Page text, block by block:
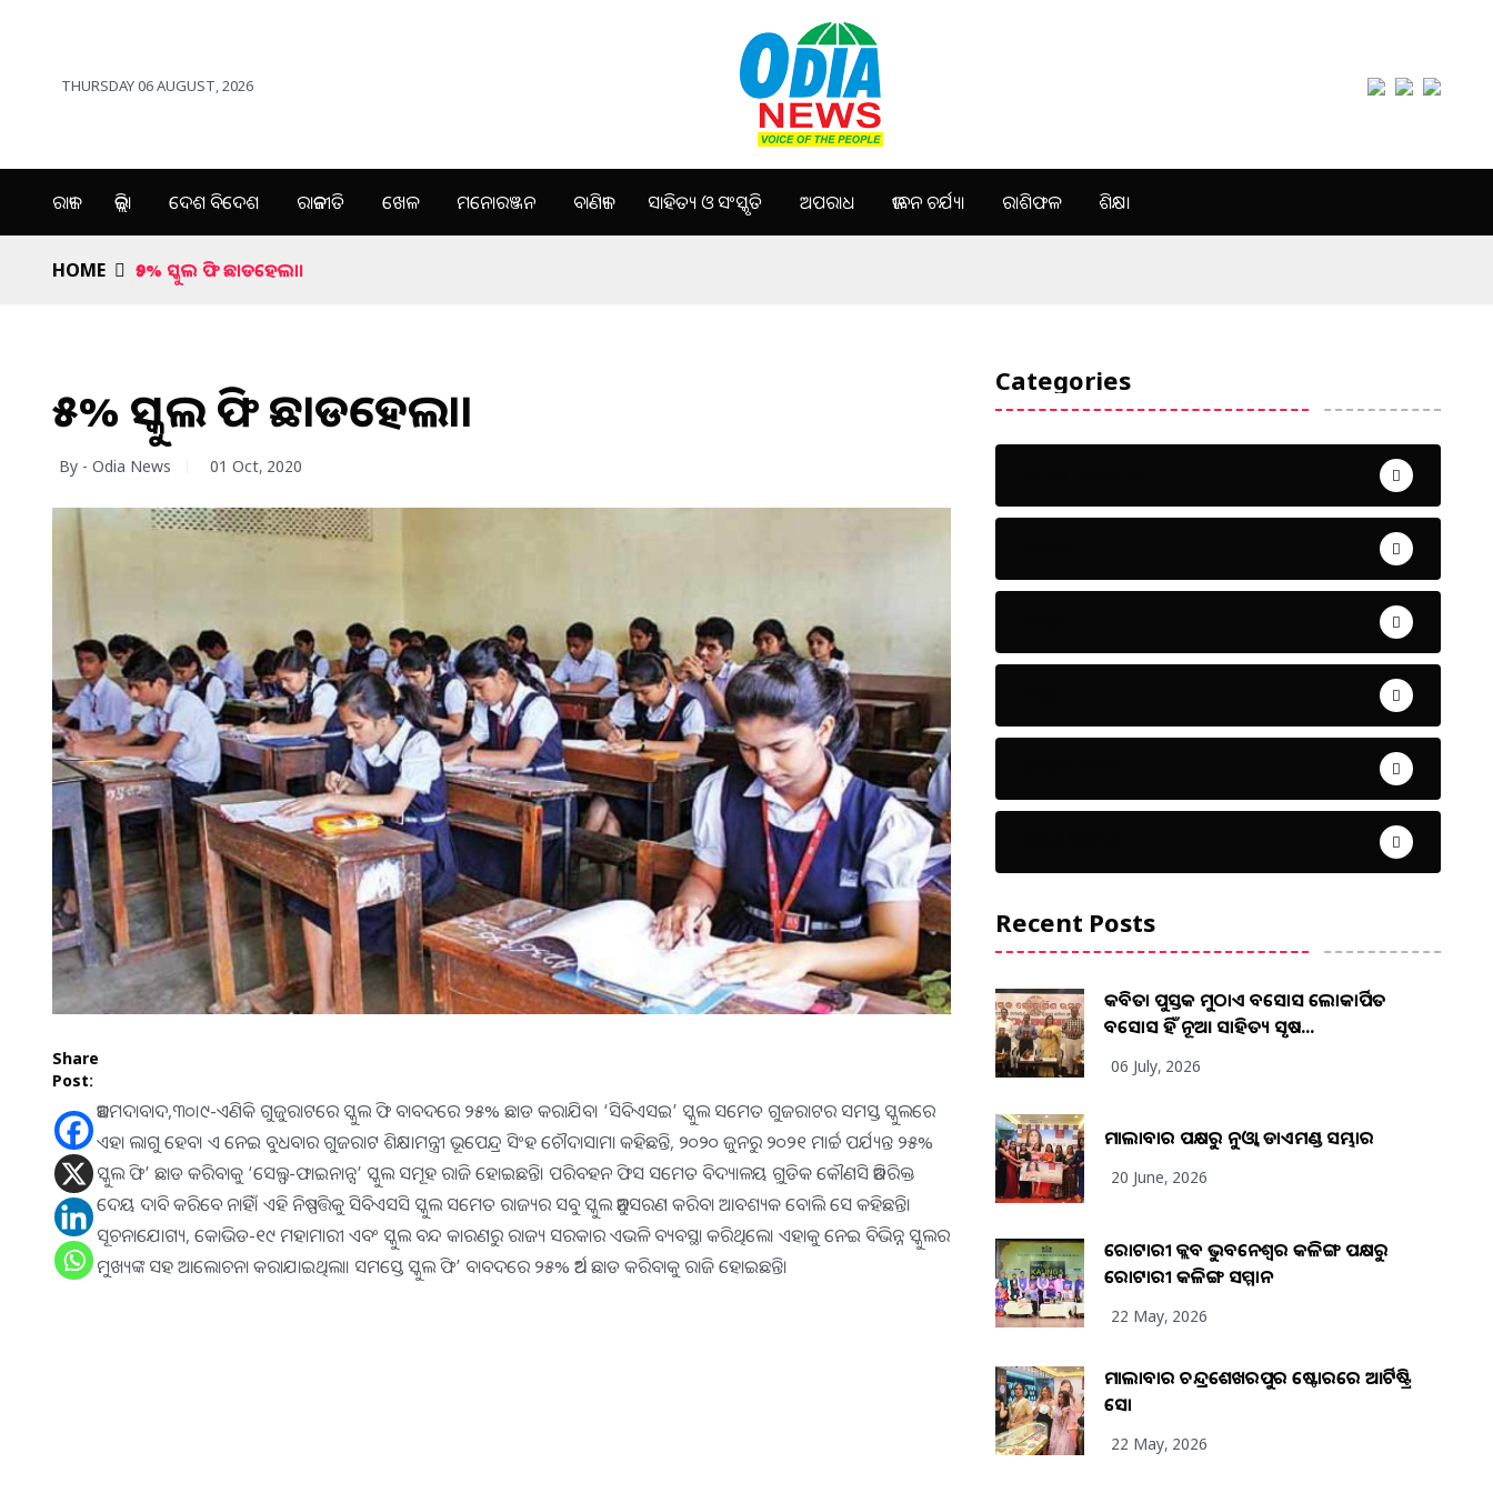
THURSDAY 06 AUGUST, 2026
ରାଜ୍ୟ ଜିଲ୍ଲା ଦେଶ ବିଦେଶ ରାଜନୀତି ଖେଳ ମନୋରଞ୍ଜନ ବାଣିଜ୍ୟ ସାହିତ୍ୟ ଓ ସଂସ୍କୃତି ଅପରାଧ ଜୀବନ ଚର୍ଯ୍ୟା ରାଶିଫଳ ଶିକ୍ଷା
HOME ୨୫% ସ୍କୁଲ ଫି ଛାଡହେଲା।
୨୫% ସ୍କୁଲ ଫି ଛାଡହେଲା।
By - Odia News 01 Oct, 2020
Share
Post:
ଅହମଦାବାଦ,୩୦।୯-ଏଣିକି ଗୁଜୁରାଟରେ ସ୍କୁଲ ଫି ବାବଦରେ ୨୫% ଛାଡ କରାଯିବ। ‘ସିବିଏସଇ’ ସ୍କୁଲ ସମେତ ଗୁଜରାଟର ସମସ୍ତ ସ୍କୁଲରେ
ଏହା ଲାଗୁ ହେବ। ଏ ନେଇ ବୁଧବାର ଗୁଜରାଟ ଶିକ୍ଷାମନ୍ତ୍ରୀ ଭୂପେନ୍ଦ୍ର ସିଂହ ଚୌଦାସାମା କହିଛନ୍ତି, ୨୦୨୦ ଜୁନରୁ ୨୦୨୧ ମାର୍ଚ୍ଚ ପର୍ଯ୍ୟନ୍ତ ୨୫%
ସ୍କୁଲ ଫି’ ଛାଡ କରିବାକୁ ‘ସେଲ୍ଫ-ଫାଇନାନ୍ସ’ ସ୍କୁଲ ସମୂହ ରାଜି ହୋଇଛନ୍ତି। ପରିବହନ ଫିସ ସମେତ ବିଦ୍ୟାଳୟ ଗୁ଼ଡିକ କୌଣସି ଅତିରିକ୍ତ
ଦେୟ ଦାବି କରିବେ ନାହିଁ। ଏହି ନିଷ୍ପତ୍ତିକୁ ସିବିଏସସି ସ୍କୁଲ ସମେତ ରାଜ୍ୟର ସବୁ ସ୍କୁଲ ଅନୁସରଣ କରିବା ଆବଶ୍ୟକ ବୋଲି ସେ କହିଛନ୍ତି।
ସୂଚନାଯୋଗ୍ୟ, କୋଭିଡ-୧୯ ମହାମାରୀ ଏବଂ ସ୍କୁଲ ବନ୍ଦ କାରଣରୁ ରାଜ୍ୟ ସରକାର ଏଭଳି ବ୍ୟବସ୍ଥା କରିଥିଲେ। ଏହାକୁ ନେଇ ବିଭିନ୍ନ ସ୍କୁଲର
ମୁଖ୍ୟଙ୍କ ସହ ଆଲୋଚନା କରାଯାଇଥିଲା। ସମସ୍ତେ ସ୍କୁଲ ଫି’ ବାବଦରେ ୨୫% ଅର୍ଥ ଛାଡ କରିବାକୁ ରାଜି ହୋଇଛନ୍ତି।
Categories
Recent Posts
କବିତା ପୁସ୍ତକ ମୁଠାଏ ଅବସୋସ ଲୋକାର୍ପିତ
ଅବସୋସ ହିଁ ନୂଆ ସାହିତ୍ୟ ସୃଷ...
06 July, 2026
ମାଲାବାର ପକ୍ଷରୁ ନୁଓ୍ବା ଡାଏମଣ୍ଡ ସମ୍ଭାର
20 June, 2026
ରୋଟାରୀ କ୍ଲବ ଭୁବନେଶ୍ୱର କଳିଙ୍ଗ ପକ୍ଷରୁ
ରୋଟାରୀ କଳିଙ୍ଗ ସମ୍ମାନ
22 May, 2026
ମାଲାବାର ଚନ୍ଦ୍ରଶେଖରପୁର ଷ୍ଟୋରରେ ଆର୍ଟିଷ୍ଟ୍ରି
ସୋ
22 May, 2026